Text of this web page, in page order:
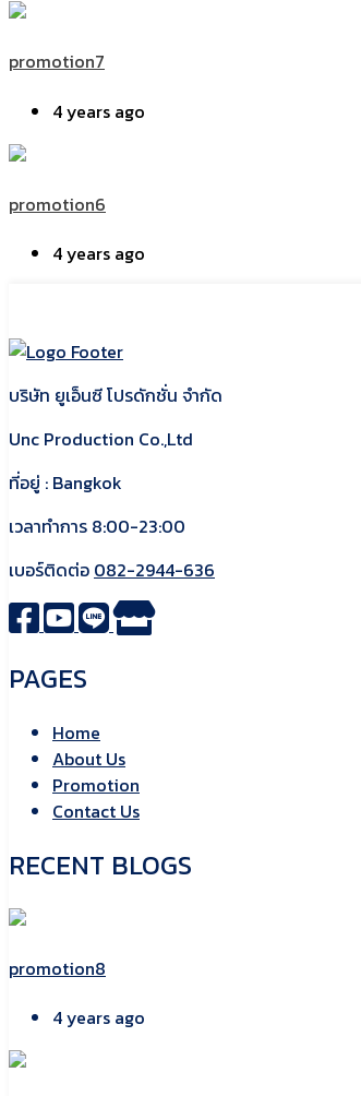
promotion7
4 years ago
promotion6
4 years ago
บริษัท ยูเอ็นซี โปรดักชั่น จำกัด
Unc Production Co.,Ltd
ที่อยู่ : Bangkok
เวลาทำการ 8:00-23:00
เบอร์ติดต่อ 082-2944-636
PAGES
Home
About Us
Promotion
Contact Us
RECENT BLOGS
promotion8
4 years ago